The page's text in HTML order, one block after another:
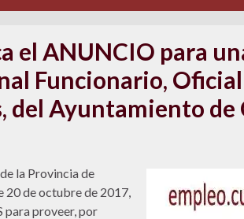
el ANUNCIO para
Funcionario,
del Ayuntamiento de
la Provincia de
20 de octubre de 2017,
para proveer, por